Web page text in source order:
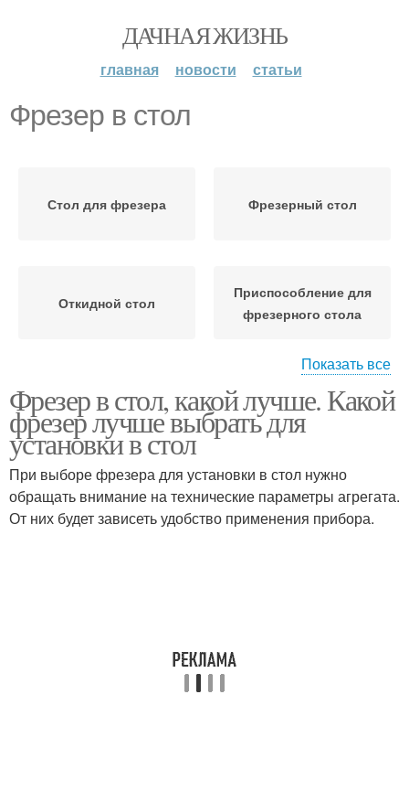
ДАЧНАЯ ЖИЗНЬ
главная новости статьи
Фрезер в стол
Стол для фрезера Фрезерный стол
Откидной стол
Приспособление для
фрезерного стола
Стол на колесиках Стационарные столы
Стол за половину
Показать все
Фрезер в стол, какой лучше. Какой
фрезер лучше выбрать для
установки в стол
При выборе фрезера для установки в стол нужно
обращать внимание на технические параметры агрегата.
От них будет зависеть удобство применения прибора.